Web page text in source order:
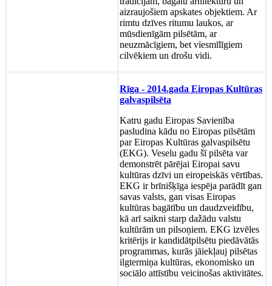
aizraujošiem apskates objektiem. Ar
rimtu dzīves ritumu laukos, ar
mūsdienīgām pilsētām, ar
neuzmācīgiem, bet viesmīlīgiem
cilvēkiem un drošu vidi.
Rīga - 2014.gada Eiropas Kultūras
galvaspilsēta
Katru gadu Eiropas Savienība
pasludina kādu no Eiropas pilsētām
par Eiropas Kultūras galvaspilsētu
(EKG). Veselu gadu šī pilsēta var
demonstrēt pārējai Eiropai savu
kultūras dzīvi un eiropeiskās vērtības.
EKG ir brīnišķīga iespēja parādīt gan
savas valsts, gan visas Eiropas
kultūras bagātību un daudzveidību,
kā arī saikni starp dažādu valstu
kultūrām un pilsoņiem. EKG izvēles
kritērijs ir kandidātpilsētu piedāvātās
programmas, kurās jāiekļauj pilsētas
ilgtermiņa kultūras, ekonomisko un
sociālo attīstību veicinošas aktivitātes.